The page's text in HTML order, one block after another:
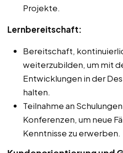
Projekte.
Lernbereitschaft:
Bereitschaft,
weiterzubilden, um mit
Entwicklungen in der
halten.
Teilnahme an
Konferenzen, um neue
Kenntnisse zu erwerben.